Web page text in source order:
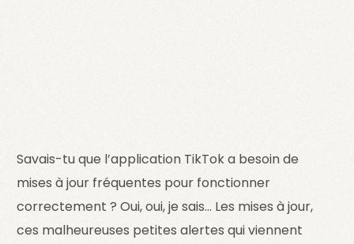
Savais-tu que l’application TikTok a besoin de
mises à jour fréquentes pour fonctionner
correctement ? Oui, oui, je sais… Les mises à jour,
ces malheureuses petites alertes qui viennent